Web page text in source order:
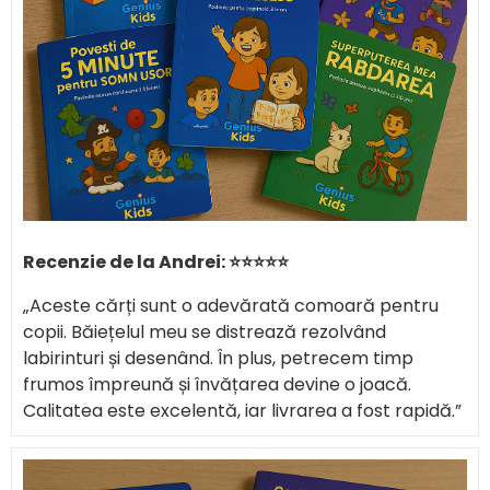
Recenzie de la Andrei: ⭐⭐⭐⭐⭐
„Aceste cărți sunt o adevărată comoară pentru
copii. Băiețelul meu se distrează rezolvând
labirinturi și desenând. În plus, petrecem timp
frumos împreună și învățarea devine o joacă.
Calitatea este excelentă, iar livrarea a fost rapidă.”